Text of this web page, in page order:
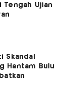
Tengah Ujian
Skandal
Hantam Bulu